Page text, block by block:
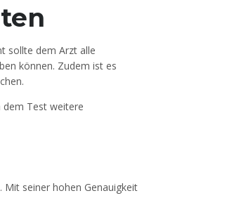
sollte dem Arzt alle
können. Zudem ist es
dem Test weitere
seiner hohen Genauigkeit